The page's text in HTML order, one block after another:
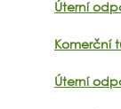
Úterní
Komerční
Úterní